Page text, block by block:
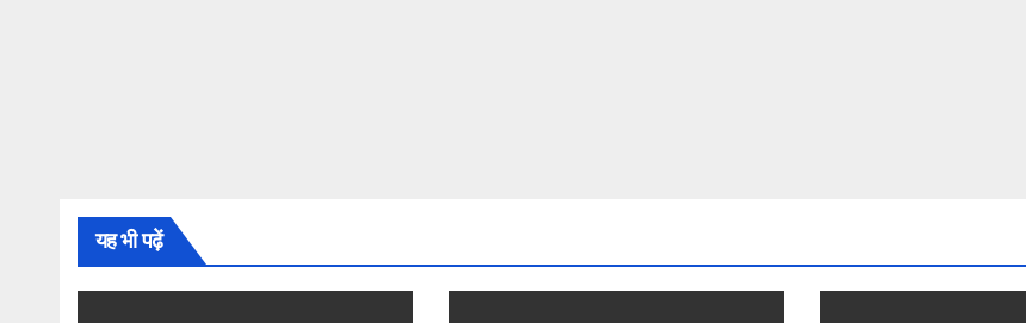
यह भी पढ़ें